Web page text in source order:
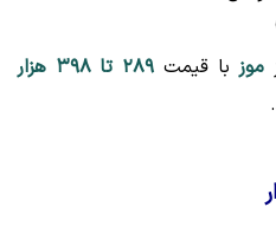
موزبا قیمت
۲۸۹ تا ۳۹۸ هزار